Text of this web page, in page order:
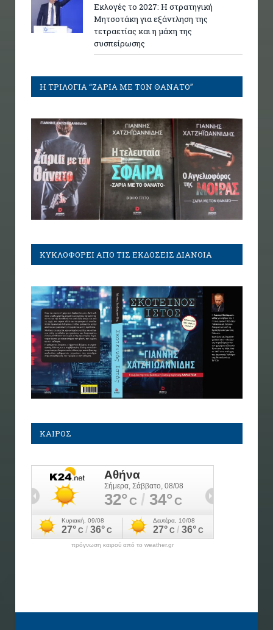
Εκλογές το 2027: Η στρατηγική
Μητσοτάκη για εξάντληση της
τετραετίας και η μάχη της
συσπείρωσης
Η ΤΡΙΛΟΓΙΑ “ΖΑΡΙΑ ΜΕ ΤΟΝ ΘΑΝΑΤΟ”
ΚΥΚΛΟΦΟΡΕΙ ΑΠΟ ΤΙΣ ΕΚΔΟΣΕΙΣ ΔΙΑΝΟΙΑ
ΚΑΙΡΟΣ
πρόγνωση καιρού από το weather.gr